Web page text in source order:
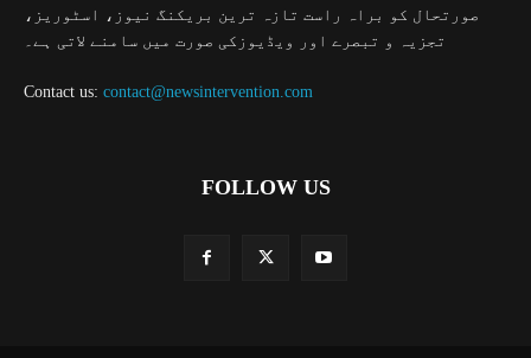
صورتحال کو براہ راست تازہ ترین بریکنگ نیوز، اسٹوریز،
تجزیہ و تبصرے اور ویڈیوزکی صورت میں سامنے لاتی ہے۔
Contact us: contact@newsintervention.com
FOLLOW US